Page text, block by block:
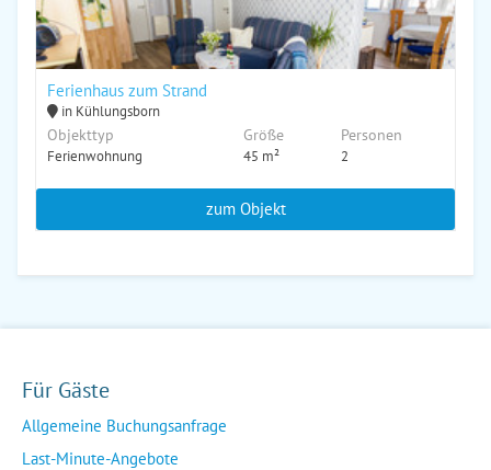
Ferienhaus zum Strand
in Kühlungsborn
Objekttyp
Ferienwohnung
Größe
45 m²
Personen
2
zum Objekt
Für Gäste
Allgemeine Buchungsanfrage
Last-Minute-Angebote